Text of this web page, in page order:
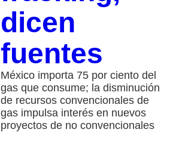
dicen
fuentes
México importa 75 por ciento del
gas que consume; la disminución
de recursos convencionales de
gas impulsa interés en nuevos
proyectos de no convencionales